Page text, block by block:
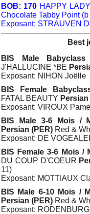
BOB: 170 HAPPY
Chocolate Tabby Point
Exposant: STRAUVEN
Best
BIS Male
J'HALLUCINE *BE
Exposant: NIHON Joëlle
BIS Female
FATAL BEAUTY
Exposant: VIROUX
BIS Male 3-6 Mois /
Persian (PER) Red &
Exposant: DE
BIS Female 3-6 Mois /
DU COUP D'COEUR
11)
Exposant: MOTTIAUX
BIS Male 6-10 Mois /
Persian (PER) Red &
Exposant: